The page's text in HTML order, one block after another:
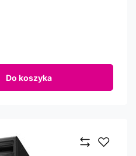
Do koszyka